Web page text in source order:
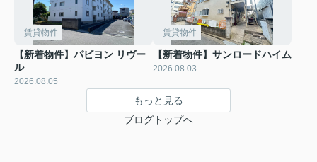
賃貸物件
【新着物件】パビヨン リヴー
ル
2026.08.05
賃貸物件
【新着物件】サンロードハイム
2026.08.03
もっと見る
ブログトップへ